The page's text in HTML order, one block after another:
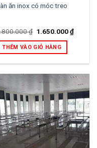
ăn inox có móc treo
₫ Giá
là:
1.800.000 ₫.
1.650.000₫Giá
THÊM VÀO GIỎ HÀNG